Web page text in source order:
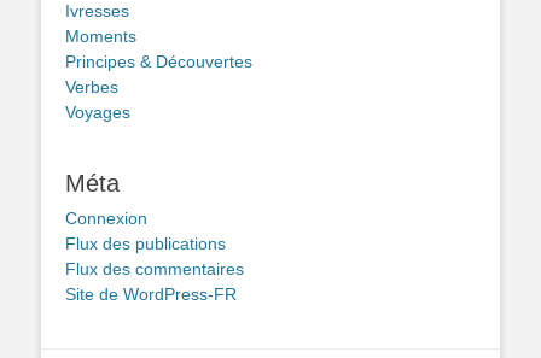
Ivresses
Moments
Principes & Découvertes
Verbes
Voyages
Méta
Connexion
Flux des publications
Flux des commentaires
Site de WordPress-FR